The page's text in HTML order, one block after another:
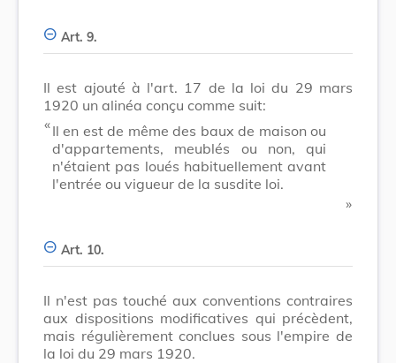
Art. 9.
Il est ajouté à l'art. 17 de la loi du 29 mars
1920 un alinéa conçu comme suit:
​ «Il en est de même des baux de maison ou
d'appartements, meublés ou non, qui
n'étaient pas loués habituellement avant
l'entrée ou vigueur de la susdite loi.
​ »
Art. 10.
Il n'est pas touché aux conventions contraires
aux dispositions modificatives qui précèdent,
mais régulièrement conclues sous l'empire de
la loi du 29 mars 1920.